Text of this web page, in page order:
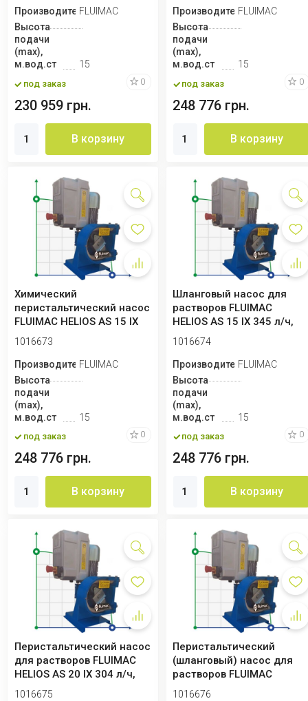
ПроизводительFLUIMAC
Высота
подачи
(max),
м.вод.ст
15
под заказ 0
230 959 грн.
В корзину
ПроизводительFLUIMAC
Высота
подачи
(max),
м.вод.ст
15
под заказ 0
248 776 грн.
В корзину
Химический
перистальтический насос
FLUIMAC HELIOS AS 15 IX
172 л/ч, 0,18 кВт,...
1016673
ПроизводительFLUIMAC
Высота
подачи
(max),
м.вод.ст
15
под заказ 0
248 776 грн.
В корзину
Шланговый насос для
растворов FLUIMAC
HELIOS AS 15 IX 345 л/ч,
0,18 кВт, 140 ...
1016674
ПроизводительFLUIMAC
Высота
подачи
(max),
м.вод.ст
15
под заказ 0
248 776 грн.
В корзину
Перистальтический насос
для растворов FLUIMAC
HELIOS AS 20 IX 304 л/ч,
0,18 к...
1016675
Перистальтический
(шланговый) насос для
растворов FLUIMAC
HELIOS AS 20 IX 453...
1016676